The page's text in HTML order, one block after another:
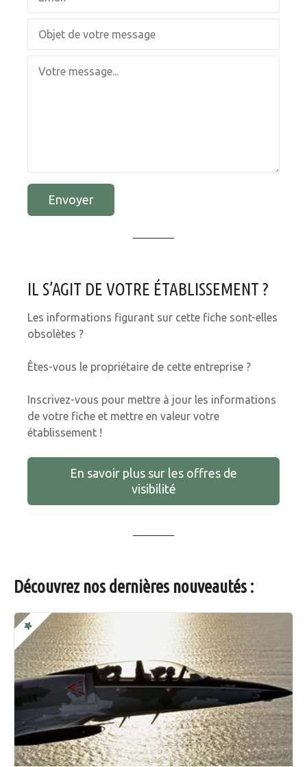
Envoyer
IL S’AGIT DE VOTRE ÉTABLISSEMENT ?
Les informations figurant sur cette fiche sont-elles
obsolètes ?
Êtes-vous le propriétaire de cette entreprise ?
Inscrivez-vous pour mettre à jour les informations
de votre fiche et mettre en valeur votre
établissement !
En savoir plus sur les offres de
visibilité
Découvrez nos dernières nouveautés :